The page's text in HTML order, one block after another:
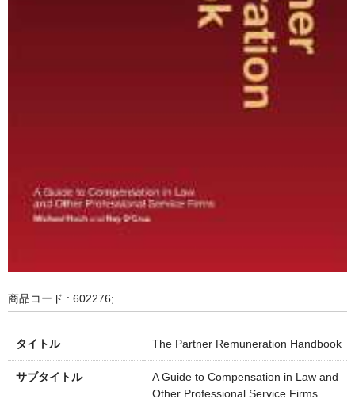
商品コード : 602276;
タイトル The Partner Remuneration Handbook
サブタイトル
A Guide to Compensation in Law and
Other Professional Service Firms